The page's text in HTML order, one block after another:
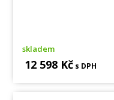
skladem
12 598 Kč s DPH